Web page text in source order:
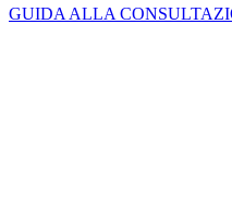
GUIDA ALLA